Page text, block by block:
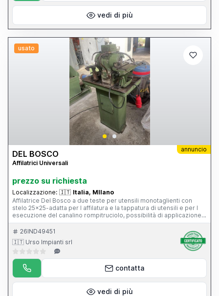
vedi di più
usato
annuncio
DEL BOSCO
Affilatrici Universali
prezzo su richiesta
Localizzazione: 🇮🇹 Italia, MIlano
Affilatrice Del Bosco a due teste per utensili monotaglienti con
stelo 25x25-adatta per l affilatura e la tappatura di utensili e per l
esecuzione del canalino rompitruciolo, possibilità di applicazione
dell apparecchio per l affilatura di punte elicoidali.
26IND49451
🇮🇹 Urso Impianti srl
contatta
vedi di più